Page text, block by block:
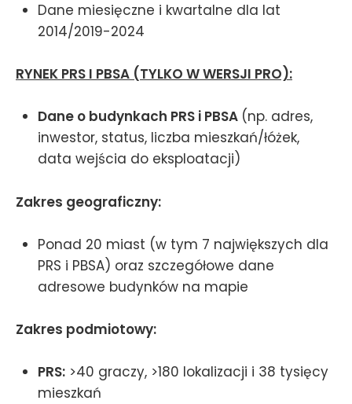
Dane miesięczne i kwartalne dla lat
2014/2019-2024
RYNEK PRS I PBSA (TYLKO W WERSJI PRO):
Dane o budynkach PRS i PBSA (np. adres,
inwestor, status, liczba mieszkań/łóżek,
data wejścia do eksploatacji)
Zakres geograficzny:
Ponad 20 miast (w tym 7 największych dla
PRS i PBSA) oraz szczegółowe dane
adresowe budynków na mapie
Zakres podmiotowy:
PRS: >40 graczy, >180 lokalizacji i 38 tysięcy
mieszkań